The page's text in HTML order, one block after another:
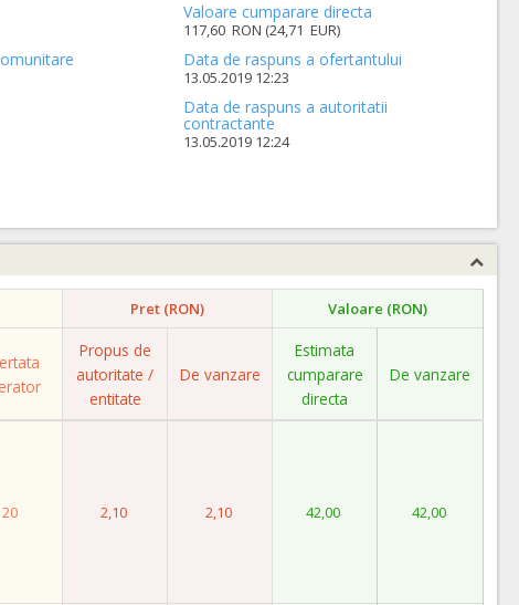
Valoare cumparare directa
117,60 RON (24,71 EUR)
Data de raspuns a ofertantului
13.05.2019 12:23
Data de raspuns a autoritatii
contractante
13.05.2019 12:24
Pret (RON) Valoare (RON)
Propus de
autoritate /
entitate
De vanzare
Estimata
cumparare
directa
De vanzare
20 2,10 2,10 42,00 42,00